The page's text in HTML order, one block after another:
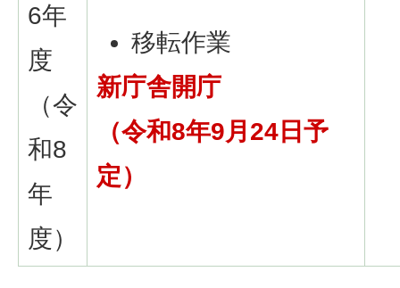
6年
度
（令
和8
年
度）
移転作業
新庁舎開庁
（令和8年9月24日予
定）